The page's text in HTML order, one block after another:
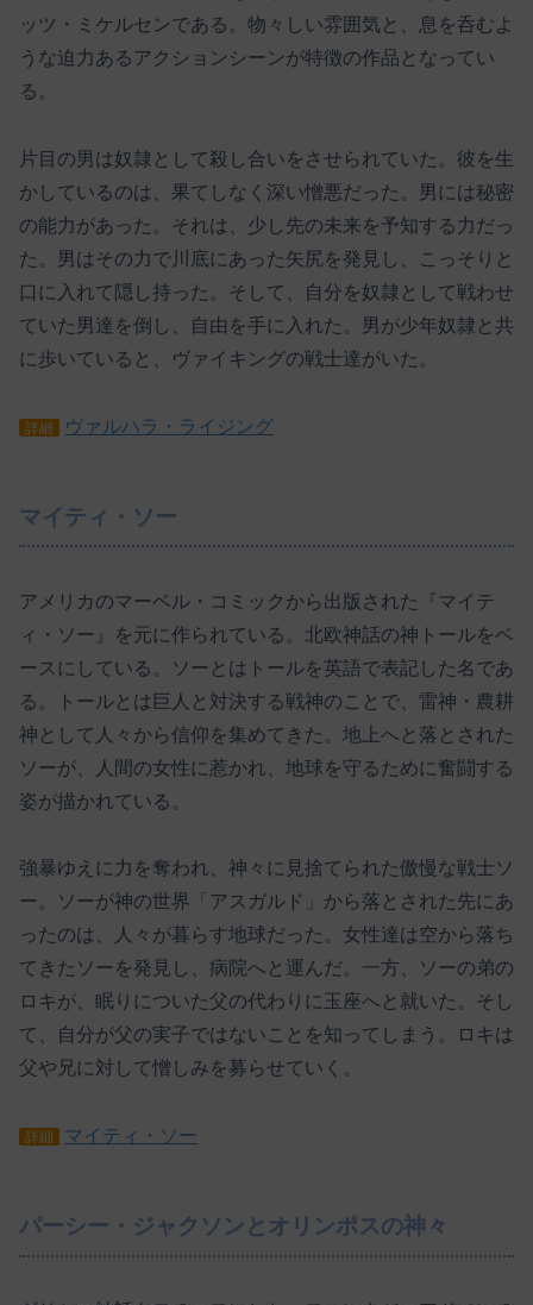
ッツ・ミケルセンである。物々しい雰囲気と、息を呑むよ
うな迫力あるアクションシーンが特徴の作品となってい
る。
片目の男は奴隷として殺し合いをさせられていた。彼を生
かしているのは、果てしなく深い憎悪だった。男には秘密
の能力があった。それは、少し先の未来を予知する力だっ
た。男はその力で川底にあった矢尻を発見し、こっそりと
口に入れて隠し持った。そして、自分を奴隷として戦わせ
ていた男達を倒し、自由を手に入れた。男が少年奴隷と共
に歩いていると、ヴァイキングの戦士達がいた。
詳細 ヴァルハラ・ライジング
マイティ・ソー
アメリカのマーベル・コミックから出版された『マイテ
ィ・ソー』を元に作られている。北欧神話の神トールをベ
ースにしている。ソーとはトールを英語で表記した名であ
る。トールとは巨人と対決する戦神のことで、雷神・農耕
神として人々から信仰を集めてきた。地上へと落とされた
ソーが、人間の女性に惹かれ、地球を守るために奮闘する
姿が描かれている。
強暴ゆえに力を奪われ、神々に見捨てられた傲慢な戦士ソ
ー。ソーが神の世界「アスガルド」から落とされた先にあ
ったのは、人々が暮らす地球だった。女性達は空から落ち
てきたソーを発見し、病院へと運んだ。一方、ソーの弟の
ロキが、眠りについた父の代わりに玉座へと就いた。そし
て、自分が父の実子ではないことを知ってしまう。ロキは
父や兄に対して憎しみを募らせていく。
詳細 マイティ・ソー
パーシー・ジャクソンとオリンポスの神々